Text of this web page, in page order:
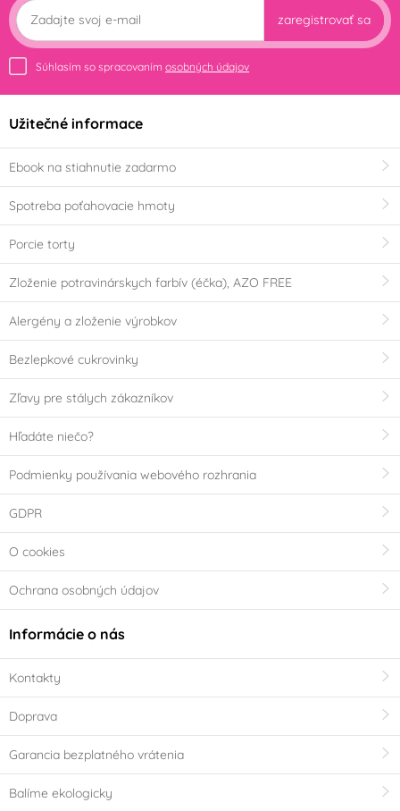
zaregistrovať sa
Súhlasím so spracovaním osobných údajov
Užitečné informace
Ebook na stiahnutie zadarmo
Spotreba poťahovacie hmoty
Porcie torty
Zloženie potravinárskych farbív (éčka), AZO FREE
Alergény a zloženie výrobkov
Bezlepkové cukrovinky
Zľavy pre stálych zákazníkov
Hľadáte niečo?
Podmienky používania webového rozhrania
GDPR
O cookies
Ochrana osobných údajov
Informácie o nás
Kontakty
Doprava
Garancia bezplatného vrátenia
Balíme ekologicky